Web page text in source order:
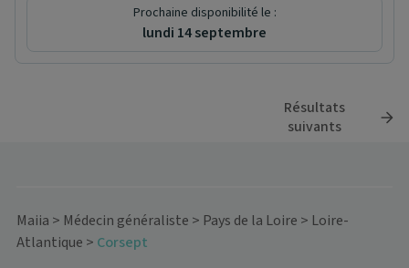
Prochaine disponibilité le :
lundi 14 septembre
Résultats
suivants
Maiia > Médecin généraliste > Pays de la Loire > Loire-
Atlantique > Corsept